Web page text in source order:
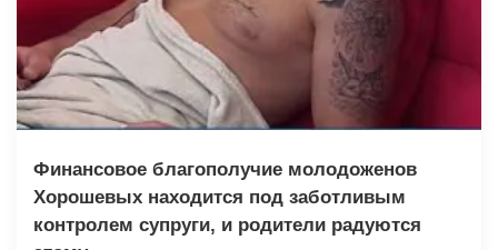
Финансовое благополучие молодоженов
Хорошевых находится под заботливым
контролем супруги, и родители радуются